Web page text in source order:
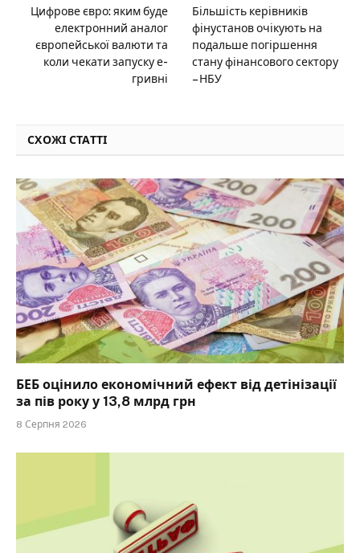
Цифрове євро: яким буде
електронний аналог
європейської валюти та
коли чекати запуску е-
гривні
Більшість керівників
фінустанов очікують на
подальше погіршення
стану фінансового сектору
– НБУ
СХОЖІ СТАТТІ
БЕБ оцінило економічний ефект від детінізації
за пів року у 13,8 млрд грн
8 Серпня 2026